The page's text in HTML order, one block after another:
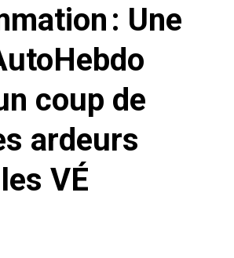
: Une
coup de
ardeurs
VÉ